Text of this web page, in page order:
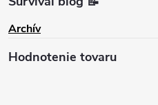
Archív
Hodnotenie tovaru